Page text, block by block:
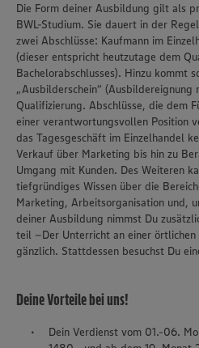
Die Form deiner Ausbildung gilt als
BWL-Studium. Sie dauert in der
zwei Abschlüsse: Kaufmann im
(dieser entspricht heutzutage dem
Bachelorabschlusses). Hinzu kommt
„Ausbilderschein“ (Ausbildereignung
Qualifizierung. Abschlüsse, die dem
einer verantwortungsvollen Position
das Tagesgeschäft im Einzelhandel
Verkauf über Marketing bis hin zu
Umgang mit Kunden. Des Weiteren
tiefgründiges Wissen über die
Marketing, Arbeitsorganisation und,
deiner Ausbildung nimmst Du
teil –Der Unterricht an einer
gänzlich. Stattdessen besuchst Du
Deine Vorteile bei uns!
Dein Verdienst vom 01.-06.